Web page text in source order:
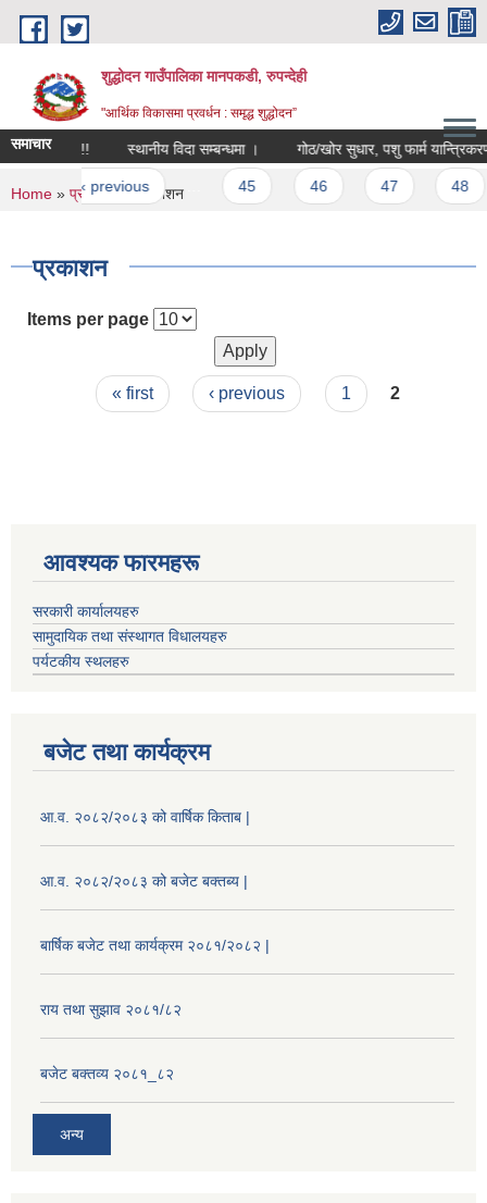
Skip to main content
शुद्धोदन गाउँपालिका मानपकडी, रुपन्देही
"आर्थिक विकासमा प्रवर्धन : समृद्ध शुद्धोदन”
समाचार
सूचना! सूचना!! सूचना!!! स्थानीय विदा सम्बन्धमा । गोठ/खोर सुधार, पशु फार्म यान्त्रिकरण
‹ previous …
You are here
Home » प्रतिवेदन» प्रकाशन
प्रकाशन
Items per page
Pages« first ‹ previous 1 2
आवश्यक फारमहरू
सरकारी कार्यालयहरु
सामुदायिक तथा संस्थागत विधालयहरु
पर्यटकीय स्थलहरु
बजेट तथा कार्यक्रम
आ.व. २०८२/२०८३ को वार्षिक किताब |
आ.व. २०८२/२०८३ को बजेट बक्तब्य |
बार्षिक बजेट तथा कार्यक्रम २०८१/२०८२ |
राय तथा सुझाव २०८१/८२
बजेट बक्तव्य २०८१_८२
अन्य